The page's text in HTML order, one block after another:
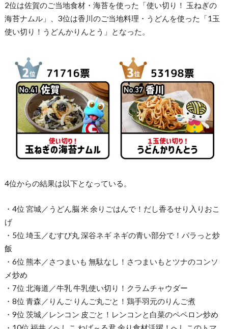
2位は佐賀のご当地食材・海苔を使った「使い切り！ 玉ねぎの
海苔ナムル」、3位は香川のご当地料理・うどんを使った「1玉
使い切り！うどんかりんとう」となった。
4位からの結果は以下となっている。
・4位 宮城／うどん脳 米 余りごはんで！だし香るせり入りおこ
げ
・5位 埼玉／むすび丸 深谷ネギ ネギの青い部分で！パラっと炒
飯
・6位 熊本／さつまいも 無駄なし！さつまいもとツナのコンソ
メ炒め
・7位 北海道／牛乳 牛乳使い切り！クラムチャウダー
・8位 青森／りんご りんご丸ごと！鶏手羽元のりんご煮
・9位 茨城／レンコン 皮ごと！レンコンと白菜のペペロン炒め